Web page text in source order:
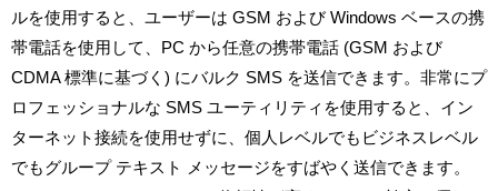
ルを使用すると、ユーザーは GSM および Windows ベースの携
帯電話を使用して、PC から任意の携帯電話 (GSM および
CDMA 標準に基づく) にバルク SMS を送信できます。非常にプ
ロフェッショナルな SMS ユーティリティを使用すると、イン
ターネット接続を使用せずに、個人レベルでもビジネスレベル
でもグループ テキスト メッセージをすばやく送信できます。